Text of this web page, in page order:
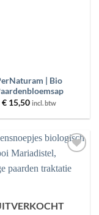
| Bio
€ 15,50 incl. btw
aan